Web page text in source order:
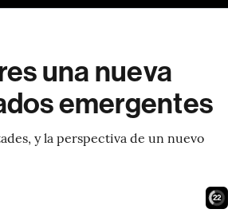
una nueva
emergentes
y la perspectiva de un nuevo
21